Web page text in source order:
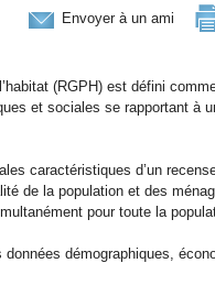
Envoyer à un ami
(RGPH) est défini
et sociales se rapportant à
caractéristiques d’un
de la population et des
pour toute la
données démographiques,